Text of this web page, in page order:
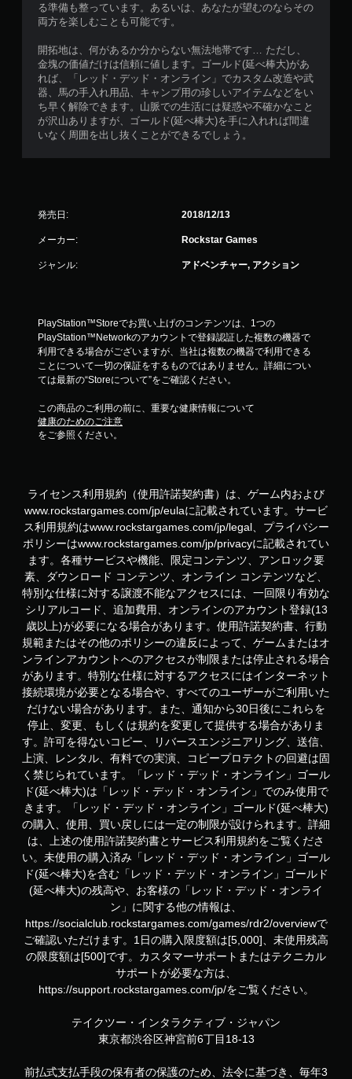
る準備も整っています。あるいは、あなたが望むのならその
両方を楽しむことも可能です。
開拓地は、何があるか分からない無法地帯です… ただし、
金塊の価値だけは信頼に値します。ゴールド(延べ棒大)があ
れば、「レッド・デッド・オンライン」でカスタム改造や武
器、馬の手入れ用品、キャンプ用の珍しいアイテムなどをい
ち早く解除できます。山脈での生活には疑惑や不確かなこと
が沢山ありますが、ゴールド(延べ棒大)を手に入れれば間違
いなく周囲を出し抜くことができるでしょう。
発売日: 2018/12/13
メーカー: Rockstar Games
ジャンル: アドベンチャー, アクション
PlayStation™Storeでお買い上げのコンテンツは、1つの
PlayStation™Networkのアカウントで登録認証した複数の機器で
利用できる場合がございますが、当社は複数の機器で利用できる
ことについて一切の保証をするものではありません。詳細につい
ては最新の“Storeについて”をご確認ください。
この商品のご利用の前に、重要な健康情報について
健康のためのご注意
をご参照ください。
ライセンス利用規約（使用許諾契約書）は、ゲーム内および
www.rockstargames.com/jp/eulaに記載されています。サービ
ス利用規約はwww.rockstargames.com/jp/legal、プライバシー
ポリシーはwww.rockstargames.com/jp/privacyに記載されてい
ます。各種サービスや機能、限定コンテンツ、アンロック要
素、ダウンロード コンテンツ、オンライン コンテンツなど、
特別な仕様に対する譲渡不能なアクセスには、一回限り有効な
シリアルコード、追加費用、オンラインのアカウント登録(13
歳以上)が必要になる場合があります。使用許諾契約書、行動
規範またはその他のポリシーの違反によって、ゲームまたはオ
ンラインアカウントへのアクセスが制限または停止される場合
があります。特別な仕様に対するアクセスにはインターネット
接続環境が必要となる場合や、すべてのユーザーがご利用いた
だけない場合があります。また、通知から30日後にこれらを
停止、変更、もしくは規約を変更して提供する場合がありま
す。許可を得ないコピー、リバースエンジニアリング、送信、
上演、レンタル、有料での実演、コピープロテクトの回避は固
く禁じられています。「レッド・デッド・オンライン」ゴール
ド(延べ棒大)は「レッド・デッド・オンライン」でのみ使用で
きます。「レッド・デッド・オンライン」ゴールド(延べ棒大)
の購入、使用、買い戻しには一定の制限が設けられます。詳細
は、上述の使用許諾契約書とサービス利用規約をご覧くださ
い。未使用の購入済み「レッド・デッド・オンライン」ゴール
ド(延べ棒大)を含む「レッド・デッド・オンライン」ゴールド
(延べ棒大)の残高や、お客様の「レッド・デッド・オンライ
ン」に関する他の情報は、
https://socialclub.rockstargames.com/games/rdr2/overviewで
ご確認いただけます。1日の購入限度額は[5,000]、未使用残高
の限度額は[500]です。カスタマーサポートまたはテクニカル
サポートが必要な方は、
https://support.rockstargames.com/jp/をご覧ください。
テイクツー・インタラクティブ・ジャパン
東京都渋谷区神宮前6丁目18-13
前払式支払手段の保有者の保護のため、法令に基づき、毎年3